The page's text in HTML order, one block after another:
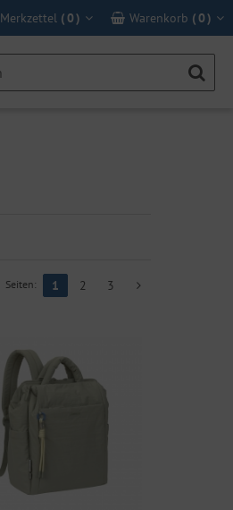
Warenkorb (0 )
Merkzettel (0 )
Seiten: 1 2 3